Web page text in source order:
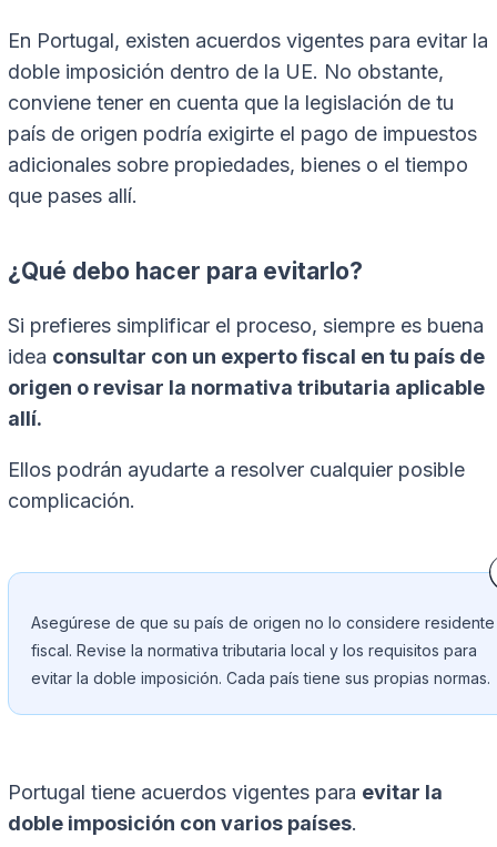
En Portugal, existen acuerdos vigentes para evitar la
doble imposición dentro de la UE. No obstante,
conviene tener en cuenta que la legislación de tu
país de origen podría exigirte el pago de impuestos
adicionales sobre propiedades, bienes o el tiempo
que pases allí.
¿Qué debo hacer para evitarlo?
Si prefieres simplificar el proceso, siempre es buena
idea consultar con un experto fiscal en tu país de
origen o revisar la normativa tributaria aplicable
allí.
Ellos podrán ayudarte a resolver cualquier posible
complicación.
Asegúrese de que su país de origen no lo considere residente
fiscal. Revise la normativa tributaria local y los requisitos para
evitar la doble imposición. Cada país tiene sus propias normas.
Portugal tiene acuerdos vigentes para evitar la
doble imposición con varios países.